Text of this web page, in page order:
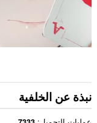
نبذة عن الخلفية